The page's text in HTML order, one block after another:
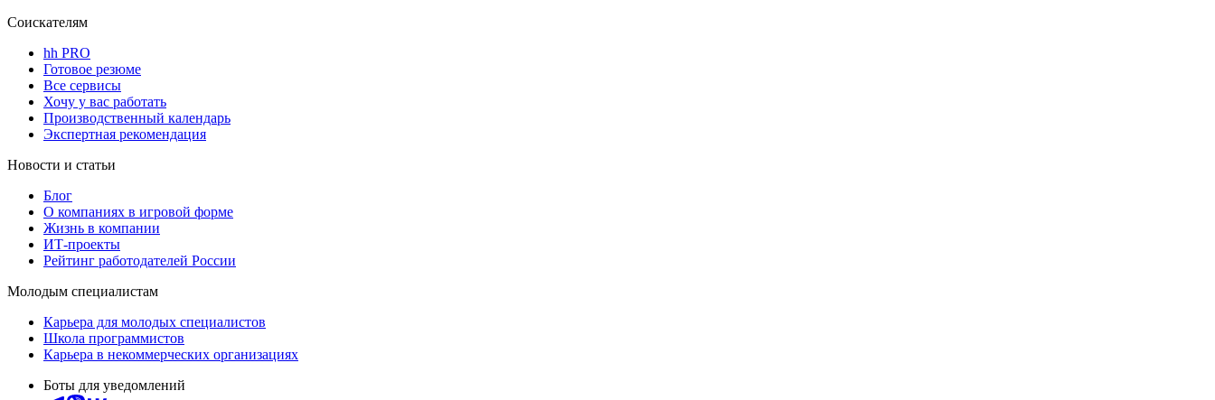
Соискателям
hh PRO
Готовое резюме
Все сервисы
Хочу у вас работать
Производственный календарь
Экспертная рекомендация
Новости и статьи
Блог
О компаниях в игровой форме
Жизнь в компании
ИТ-проекты
Рейтинг работодателей России
Молодым специалистам
Карьера для молодых специалистов
Школа программистов
Карьера в некоммерческих организациях
Боты для уведомлений